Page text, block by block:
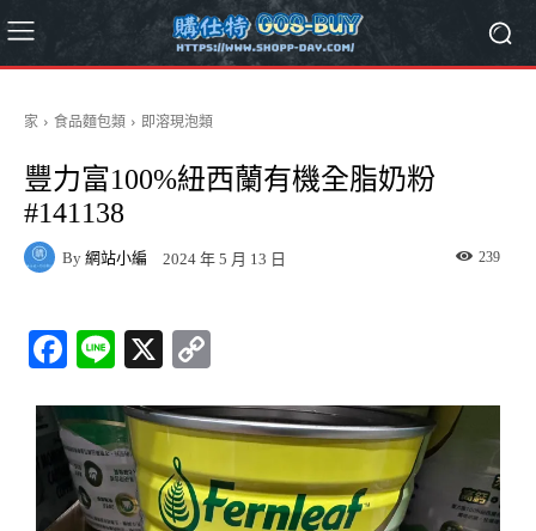
家 食品麵包類 即溶現泡類
豐力富100%紐西蘭有機全脂奶粉
#141138
By 網站小編 2024 年 5 月 13 日 239
Fa
bo
ok
Li
X
y
Li
nk